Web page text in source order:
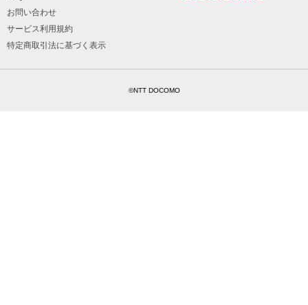
お問い合わせ
サービス利用規約
特定商取引法に基づく表示
©NTT DOCOMO